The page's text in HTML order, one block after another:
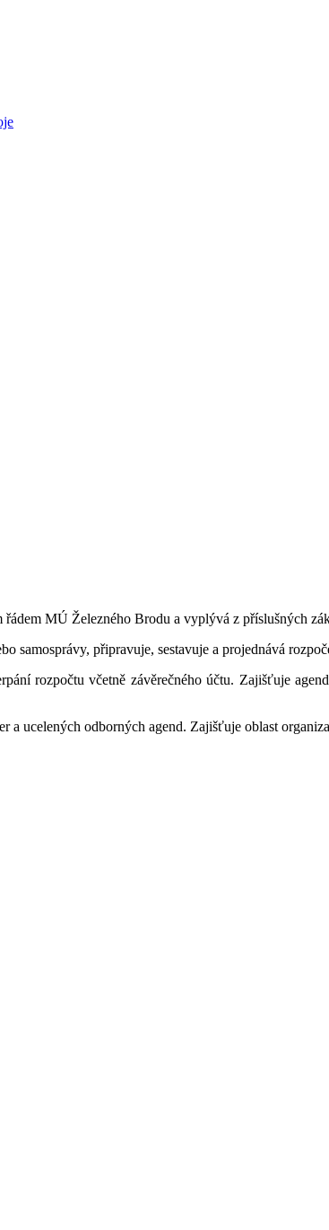
MÚ Železného Brodu a vyplývá z příslušných
samosprávy, připravuje, sestavuje a projednává
rozpočtu včetně závěrečného účtu. Zajišťuje
ucelených odborných agend. Zajišťuje oblast